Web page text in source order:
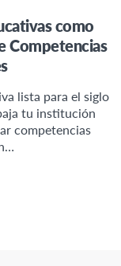
como
Competencias
lista para el siglo
tu institución
competencias